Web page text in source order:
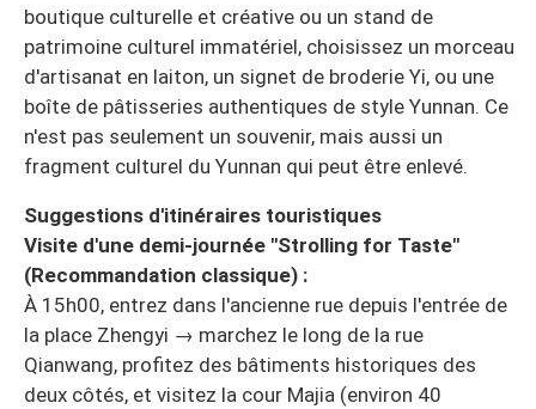
boutique culturelle et créative ou un stand de
patrimoine culturel immatériel, choisissez un morceau
d'artisanat en laiton, un signet de broderie Yi, ou une
boîte de pâtisseries authentiques de style Yunnan. Ce
n'est pas seulement un souvenir, mais aussi un
fragment culturel du Yunnan qui peut être enlevé.
Suggestions d'itinéraires touristiques
Visite d'une demi-journée "Strolling for Taste"
(Recommandation classique) :
À 15h00, entrez dans l'ancienne rue depuis l'entrée de
la place Zhengyi → marchez le long de la rue
Qianwang, profitez des bâtiments historiques des
deux côtés, et visitez la cour Majia (environ 40